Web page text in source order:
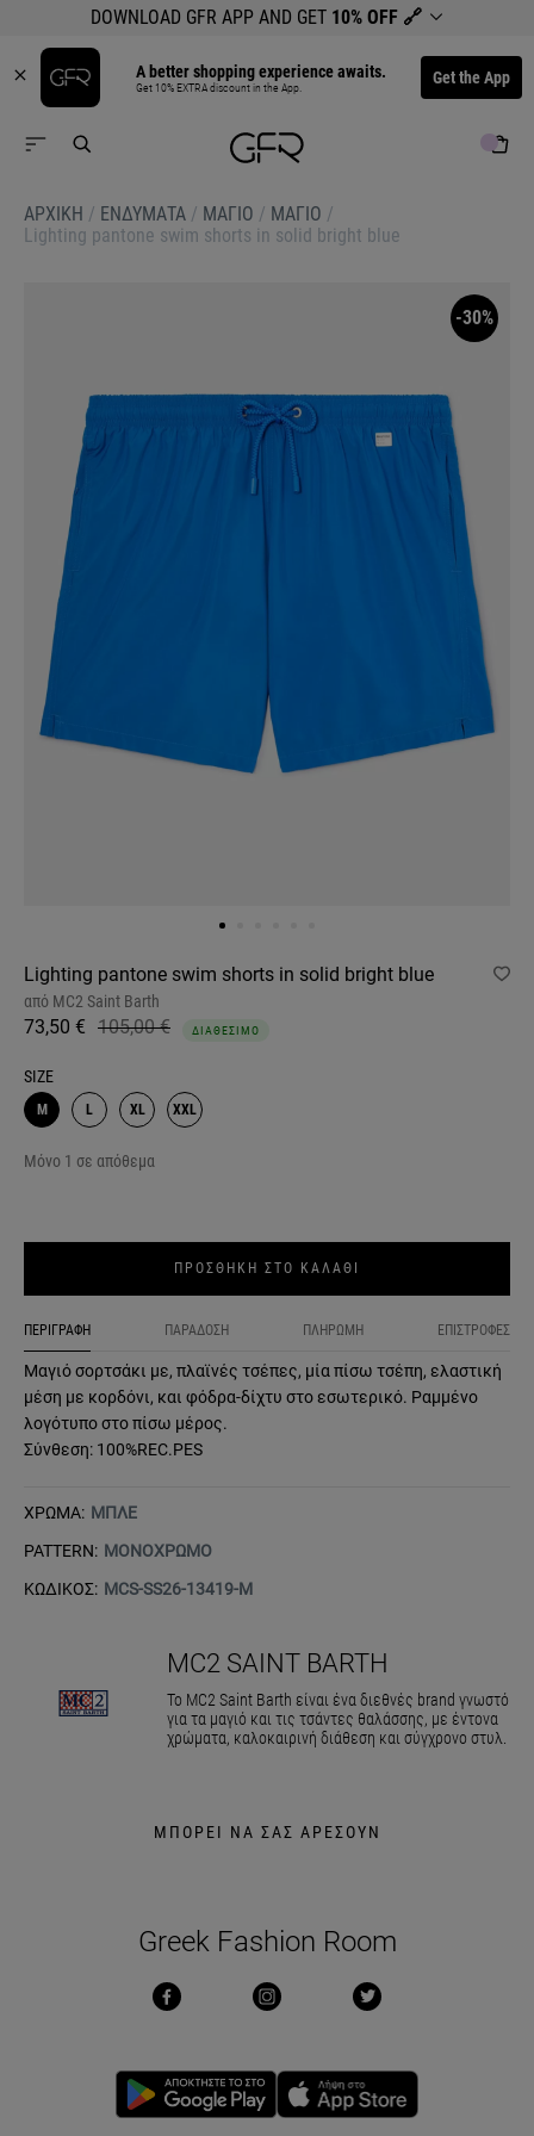
DOWNLOAD GFR APP AND GET 10% OFF 🔗
A better shopping experience awaits.
Get 10% EXTRA discount in the App. Get the App
ΑΡΧΙΚΉ / ΕΝΔΥΜΑΤΑ / ΜΑΓΙΟ / ΜΑΓΙΟ /
Lighting pantone swim shorts in solid bright blue
-30%
Lighting pantone swim shorts in solid bright blue
από MC2 Saint Barth
73,50 € 105,00 € ΔΙΑΘΕΣΙΜΟ
SIZE
M L XL XXL
Μόνο 1 σε απόθεμα
ΠΡΟΣΘΗΚΗ ΣΤΟ ΚΑΛΑΘΙ
ΠΕΡΙΓΡΑΦΗ ΠΑΡΑΔΟΣΗ ΠΛΗΡΩΜΗ ΕΠΙΣΤΡΟΦΕΣ
Μαγιό σορτσάκι με, πλαϊνές τσέπες, μία πίσω τσέπη, ελαστική
μέση με κορδόνι, και φόδρα-δίχτυ στο εσωτερικό. Ραμμένο
λογότυπο στο πίσω μέρος.
Σύνθεση: 100%REC.PES
ΧΡΩΜΑ: ΜΠΛΕ
PATTERN: ΜΟΝΟΧΡΩΜΟ
ΚΩΔΙΚΟΣ: MCS-SS26-13419-M
MC2 SAINT BARTH
Το MC2 Saint Barth είναι ένα διεθνές brand γνωστό
για τα μαγιό και τις τσάντες θαλάσσης, με έντονα
χρώματα, καλοκαιρινή διάθεση και σύγχρονο στυλ.
ΜΠΟΡΕΙ ΝΑ ΣΑΣ ΑΡΕΣΟΥΝ
Greek Fashion Room